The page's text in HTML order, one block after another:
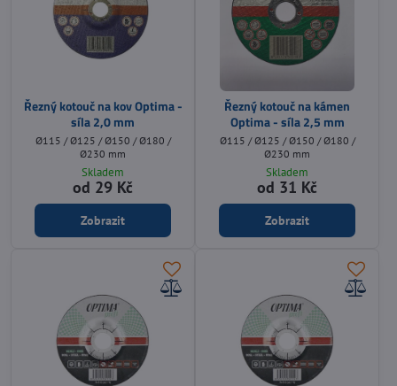
Řezný kotouč na kov Optima -
síla 2,0 mm
Ø115 / Ø125 / Ø150 / Ø180 /
Ø230 mm
Skladem
od 29 Kč
Zobrazit
Řezný kotouč na kámen
Optima - síla 2,5 mm
Ø115 / Ø125 / Ø150 / Ø180 /
Ø230 mm
Skladem
od 31 Kč
Zobrazit